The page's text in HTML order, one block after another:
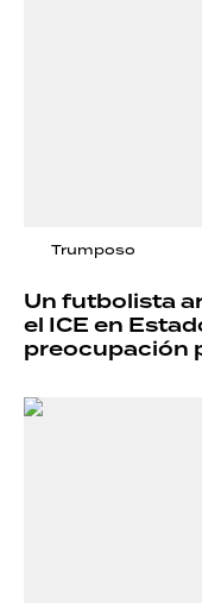
Trumposo
Un futbolista
el ICE en
preocupación